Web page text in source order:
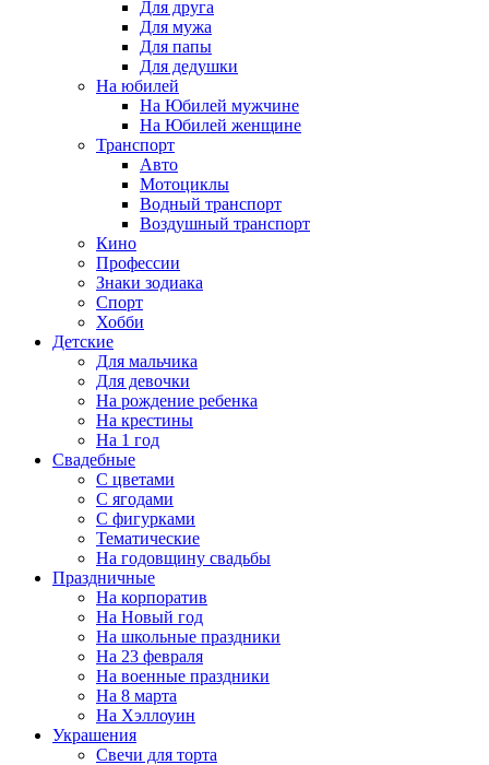
Для друга
Для мужа
Для папы
Для дедушки
На юбилей
На Юбилей мужчине
На Юбилей женщине
Транспорт
Авто
Мотоциклы
Водный транспорт
Воздушный транспорт
Кино
Профессии
Знаки зодиака
Спорт
Хобби
Детские
Для мальчика
Для девочки
На рождение ребенка
На крестины
На 1 год
Свадебные
С цветами
С ягодами
С фигурками
Тематические
На годовщину свадьбы
Праздничные
На корпоратив
На Новый год
На школьные праздники
На 23 февраля
На военные праздники
На 8 марта
На Хэллоуин
Украшения
Свечи для торта